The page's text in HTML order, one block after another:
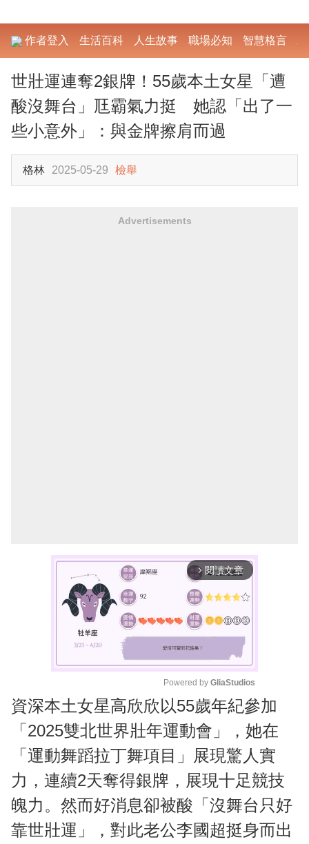
作者登入 生活百科 人生故事 職場必知 智慧格言
世壯運連奪2銀牌！55歲本土女星「遭
酸沒舞台」尫霸氣力挺 她認「出了一
些小意外」：與金牌擦肩而過
格林 2025-05-29 檢舉
Advertisements
arrow_forward_ios 閱讀文章
M
e
Powered by GliaStudios
資深本土女星高欣欣以55歲年紀參加
「2025雙北世界壯年運動會」，她在
「運動舞蹈拉丁舞項目」展現驚人實
力，連續2天奪得銀牌，展現十足競技
魄力。然而好消息卻被酸「沒舞台只好
靠世壯運」，對此老公李國超挺身而出